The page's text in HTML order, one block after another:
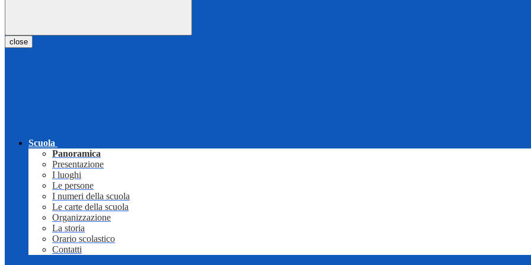
close
Scuola
Panoramica
Presentazione
I luoghi
Le persone
I numeri della scuola
Le carte della scuola
Organizzazione
La storia
Orario scolastico
Contatti